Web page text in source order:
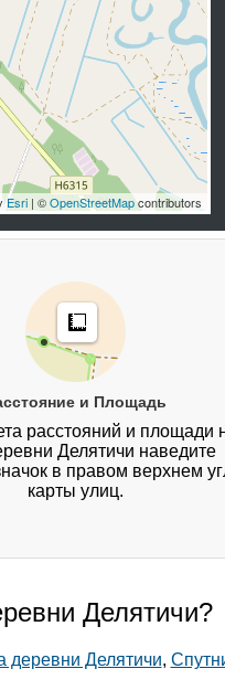
Esri | ©OpenStreetMapcontributors
и Площадь
расстояний и площади
Делятичи наведите
в правом верхнем
карты улиц.
Делятичи?
деревни Делятичи,